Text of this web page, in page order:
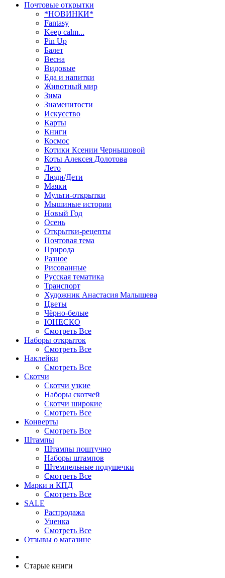
Почтовые открытки
*НОВИНКИ*
Fantasy
Keep calm...
Pin Up
Балет
Весна
Видовые
Еда и напитки
Животный мир
Зима
Знаменитости
Искусство
Карты
Книги
Космос
Котики Ксении Чернышовой
Коты Алексея Долотова
Лето
Люди/Дети
Маяки
Мульти-открытки
Мышиные истории
Новый Год
Осень
Открытки-рецепты
Почтовая тема
Природа
Разное
Рисованные
Русская тематика
Транспорт
Художник Анастасия Малышева
Цветы
Чёрно-белые
ЮНЕСКО
Смотреть Все
Наборы открыток
Смотреть Все
Наклейки
Смотреть Все
Скотчи
Скотчи узкие
Наборы скотчей
Скотчи широкие
Смотреть Все
Конверты
Смотреть Все
Штампы
Штампы поштучно
Наборы штампов
Штемпельные подушечки
Смотреть Все
Марки и КПД
Смотреть Все
SALE
Распродажа
Уценка
Смотреть Все
Отзывы о магазине
Старые книги